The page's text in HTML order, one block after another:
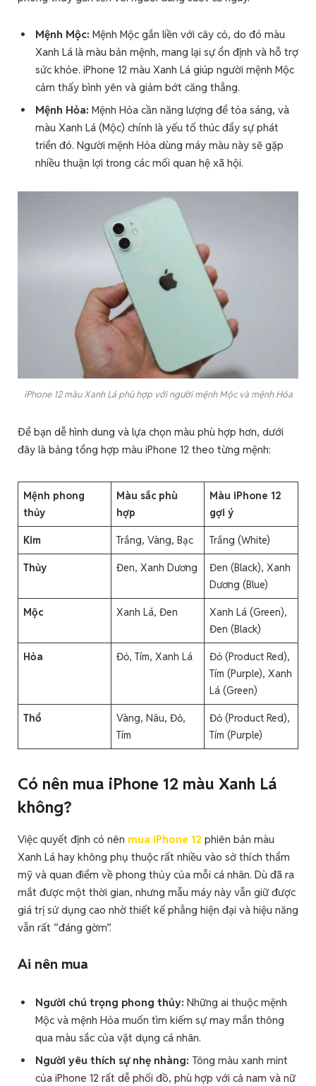
Mệnh Mộc: Mệnh Mộc gắn liền với cây cỏ, do đó màu
Xanh Lá là màu bản mệnh, mang lại sự ổn định và hỗ trợ
sức khỏe. iPhone 12 màu Xanh Lá giúp người mệnh Mộc
cảm thấy bình yên và giảm bớt căng thẳng.
Mệnh Hỏa: Mệnh Hỏa cần năng lượng để tỏa sáng, và
màu Xanh Lá (Mộc) chính là yếu tố thúc đẩy sự phát
triển đó. Người mệnh Hỏa dùng máy màu này sẽ gặp
nhiều thuận lợi trong các mối quan hệ xã hội.
iPhone 12 màu Xanh Lá phù hợp với người mệnh Mộc và mệnh Hỏa
Để bạn dễ hình dung và lựa chọn màu phù hợp hơn, dưới
đây là bảng tổng hợp màu iPhone 12 theo từng mệnh:
Mệnh phong
thủy
Màu sắc phù
hợp
Màu iPhone 12
gợi ý
Kim Trắng, Vàng, Bạc Trắng (White)
Thủy Đen, Xanh Dương
Đen (Black), Xanh
Dương (Blue)
Mộc Xanh Lá, Đen
Xanh Lá (Green),
Đen (Black)
Hỏa Đỏ, Tím, Xanh Lá
Đỏ (Product Red),
Tím (Purple), Xanh
Lá (Green)
Thổ
Vàng, Nâu, Đỏ,
Tím
Đỏ (Product Red),
Tím (Purple)
Có nên mua iPhone 12 màu Xanh Lá
không?
Việc quyết định có nên mua iPhone 12 phiên bản màu
Xanh Lá hay không phụ thuộc rất nhiều vào sở thích thẩm
mỹ và quan điểm về phong thủy của mỗi cá nhân. Dù đã ra
mắt được một thời gian, nhưng mẫu máy này vẫn giữ được
giá trị sử dụng cao nhờ thiết kế phẳng hiện đại và hiệu năng
vẫn rất “đáng gờm”.
Ai nên mua
Người chú trọng phong thủy: Những ai thuộc mệnh
Mộc và mệnh Hỏa muốn tìm kiếm sự may mắn thông
qua màu sắc của vật dụng cá nhân.
Người yêu thích sự nhẹ nhàng: Tông màu xanh mint
của iPhone 12 rất dễ phối đồ, phù hợp với cả nam và nữ